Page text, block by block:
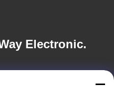
Electronic.